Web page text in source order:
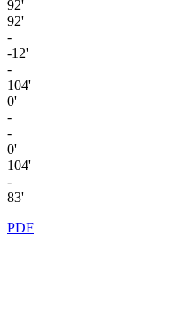
92'
92'
-
-12'
-
104'
0'
-
-
0'
104'
-
83'
PDF